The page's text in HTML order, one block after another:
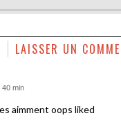
LAISSER UN
min
aimment oops liked